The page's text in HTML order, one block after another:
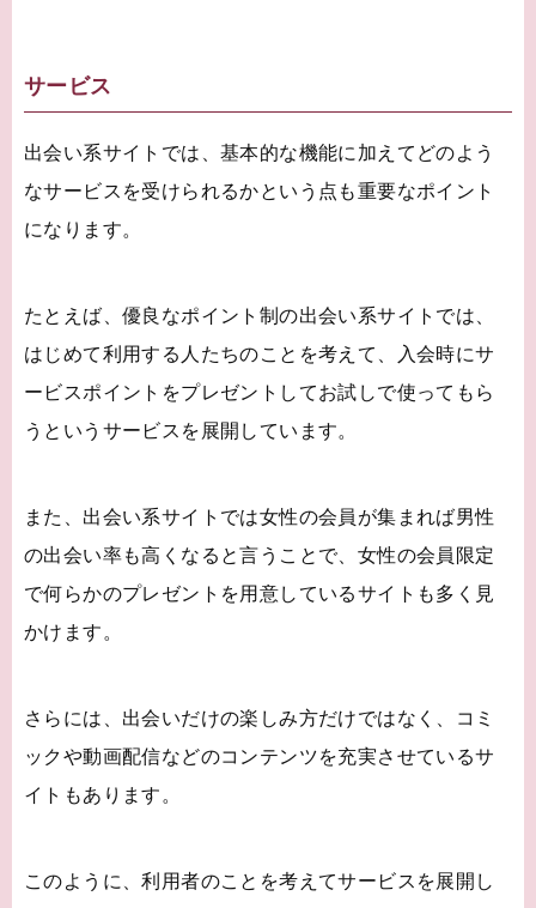
サービス
出会い系サイトでは、基本的な機能に加えてどのよう
なサービスを受けられるかという点も重要なポイント
になります。
たとえば、優良なポイント制の出会い系サイトでは、
はじめて利用する人たちのことを考えて、入会時にサ
ービスポイントをプレゼントしてお試しで使ってもら
うというサービスを展開しています。
また、出会い系サイトでは女性の会員が集まれば男性
の出会い率も高くなると言うことで、女性の会員限定
で何らかのプレゼントを用意しているサイトも多く見
かけます。
さらには、出会いだけの楽しみ方だけではなく、コミ
ックや動画配信などのコンテンツを充実させているサ
イトもあります。
このように、利用者のことを考えてサービスを展開し